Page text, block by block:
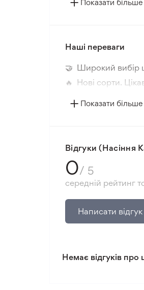
Показати більше
Наші переваги
🤝 Широкий вибір
🔥 Нові сорти.
📸 Відповідність
Показати більше
Відгуки (Насіння
0/ 5
середній рейтинг
Написати відгук
Немає відгуків